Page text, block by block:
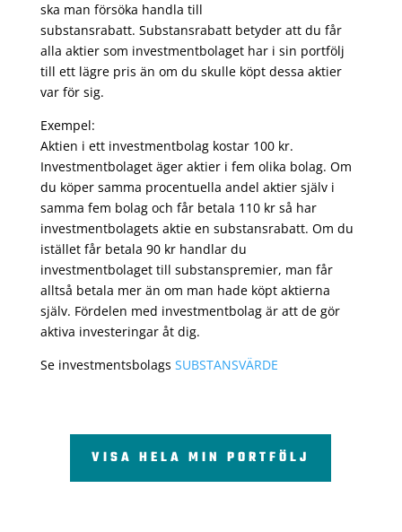
ska man försöka handla till
substansrabatt. Substansrabatt betyder att du får
alla aktier som investmentbolaget har i sin portfölj
till ett lägre pris än om du skulle köpt dessa aktier
var för sig.
Exempel:
Aktien i ett investmentbolag kostar 100 kr.
Investmentbolaget äger aktier i fem olika bolag. Om
du köper samma procentuella andel aktier själv i
samma fem bolag och får betala 110 kr så har
investmentbolagets aktie en substansrabatt. Om du
istället får betala 90 kr handlar du
investmentbolaget till substanspremier, man får
alltså betala mer än om man hade köpt aktierna
själv. Fördelen med investmentbolag är att de gör
aktiva investeringar åt dig.
Se investmentsbolags SUBSTANSVÄRDE
VISA HELA MIN PORTFÖLJ